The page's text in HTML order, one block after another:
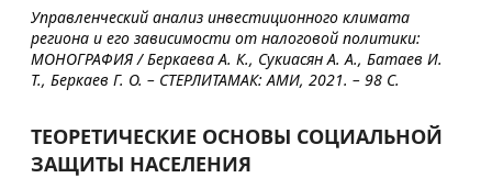
Управленческий анализ инвестиционного климата
региона и его зависимости от налоговой политики:
МОНОГРАФИЯ / Беркаева А. К., Сукиасян А. А., Батаев И.
Т., Беркаев Г. О. – СТЕРЛИТАМАК: АМИ, 2021. – 98 С.
ТЕОРЕТИЧЕСКИЕ ОСНОВЫ СОЦИАЛЬНОЙ
ЗАЩИТЫ НАСЕЛЕНИЯ